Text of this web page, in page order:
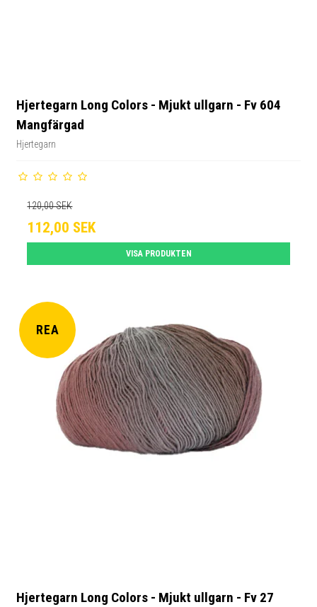
Hjertegarn Long Colors - Mjukt ullgarn - Fv 604
Mangfärgad
Hjertegarn
120,00 SEK
112,00 SEK
VISA PRODUKTEN
REA
Hjertegarn Long Colors - Mjukt ullgarn - Fv 27